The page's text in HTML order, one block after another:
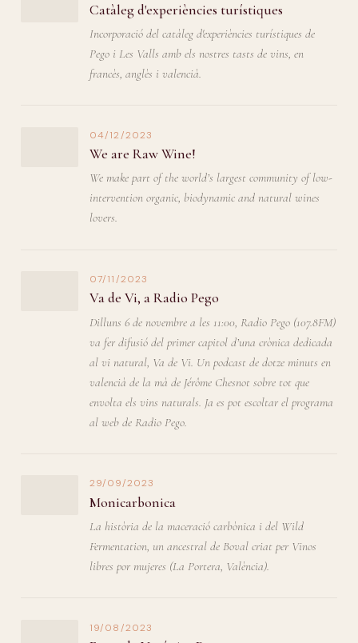
Catàleg d'experiències turístiques
Incorporació del catàleg d'experiències turístiques de
Pego i Les Valls amb els nostres tasts de vins, en
francès, anglès i valencià.
04/12/2023
We are Raw Wine!
We make part of the world’s largest community of low-
intervention organic, biodynamic and natural wines
lovers.
07/11/2023
Va de Vi, a Radio Pego
Dilluns 6 de novembre a les 11:00, Radio Pego (107.8FM)
va fer difusió del primer capitol d’una crònica dedicada
al vi natural, Va de Vi. Un podcast de dotze minuts en
valencià de la mà de Jérôme Chesnot sobre tot que
envolta els vins naturals. Ja es pot escoltar el programa
al web de Radio Pego.
29/09/2023
Monicarbonica
La història de la maceració carbònica i del Wild
Fermentation, un ancestral de Boval criat per Vinos
libres por mujeres (La Portera, València).
19/08/2023